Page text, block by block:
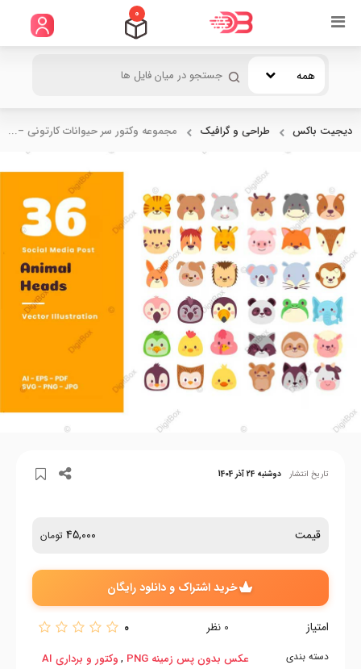
0
همه
دیجیت باکس طراحی و گرافیک مجموعه وکتور سر حیوانات کارتونی –...
تاریخ انتشار دوشنبه 24 آذر 1404
قیمت 45,000 تومان
خرید اشتراک و دانلود رایگان
امتیاز 0 نظر 0
دسته بندی
عکس بدون پس زمینه PNG , وکتور و برداری AI